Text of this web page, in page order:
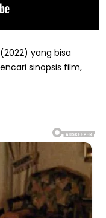
yang bisa
sinopsis film,